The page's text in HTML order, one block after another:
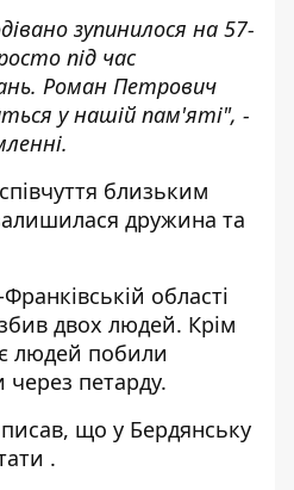
зупинилося на 57-
під час
Роман Петрович
у нашій пам'яті", -
близьким
дружина та
області
двох людей. Крім
людей побили
через петарду.
писав, що у Бердянську
.